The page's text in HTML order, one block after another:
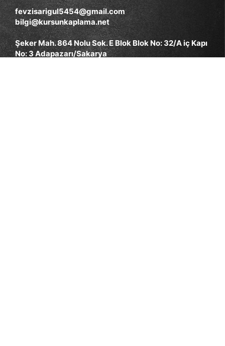
fevzisarigul5454@gmail.com
bilgi@kursunkaplama.net
Şeker Mah. 864 Nolu Sok. E Blok Blok No: 32/A iç Kapı
No: 3 Adapazarı/Sakarya